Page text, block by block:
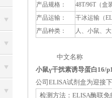
产品规格：
48T/96T（盒
产品运输：
干冰运输（
产品种类：
人、小鼠、
中文名称 英
小鼠γ干扰素诱导蛋白16/
公司ELISA试剂盒为迎接
检测方法：ELISA酶联免